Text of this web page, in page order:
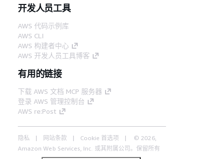
开发人员工具
AWS 代码示例库
AWS CLI
AWS 构建者中心
AWS 开发人员工具博客
有用的链接
下载 AWS 文档 MCP 服务器
登录 AWS 管理控制台
AWS re:Post
隐私 网站条款 Cookie 首选项
© 2026,
Amazon Web Services, Inc. 或其附属公司。保留所有